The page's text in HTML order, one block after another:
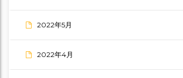
2022年5月
2022年4月